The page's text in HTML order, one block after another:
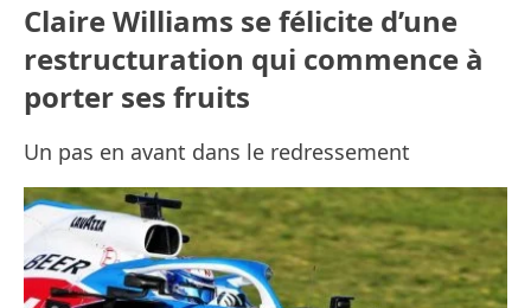
Claire Williams se félicite d’une
restructuration qui commence à
porter ses fruits
Un pas en avant dans le redressement